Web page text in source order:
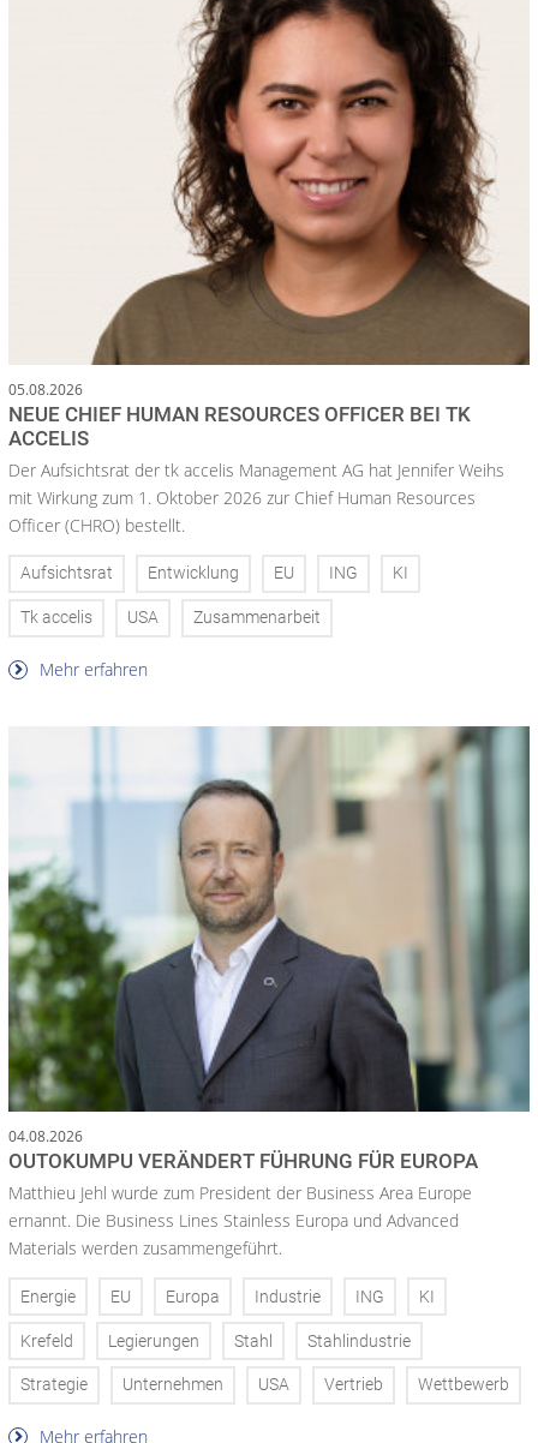
05.08.2026
NEUE CHIEF HUMAN RESOURCES OFFICER BEI TK
ACCELIS
Der Aufsichtsrat der tk accelis Management AG hat Jennifer Weihs
mit Wirkung zum 1. Oktober 2026 zur Chief Human Resources
Officer (CHRO) bestellt.
Aufsichtsrat Entwicklung EU ING KI
Tk accelis USA Zusammenarbeit
Mehr erfahren
04.08.2026
OUTOKUMPU VERÄNDERT FÜHRUNG FÜR EUROPA
Matthieu Jehl wurde zum President der Business Area Europe
ernannt. Die Business Lines Stainless Europa und Advanced
Materials werden zusammengeführt.
Energie EU Europa Industrie ING KI
Krefeld Legierungen Stahl Stahlindustrie
Strategie Unternehmen USA Vertrieb Wettbewerb
Mehr erfahren